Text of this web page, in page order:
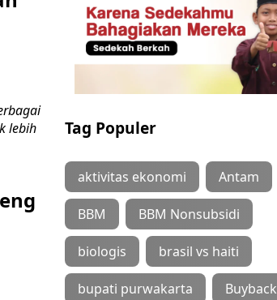
lebih
Tag Populer
aktivitas ekonomi Antam
BBM BBM Nonsubsidi
biologis brasil vs haiti
bupati purwakarta Buyback